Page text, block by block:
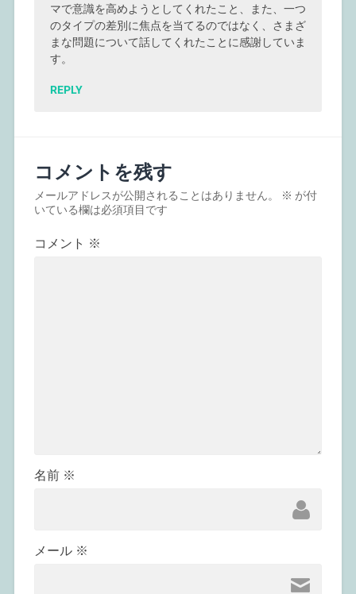
マで意識を高めようとしてくれたこと、また、一つ
のタイプの差別に焦点を当てるのではなく、さまざ
まな問題について話してくれたことに感謝していま
す。
REPLY
コメントを残す
メールアドレスが公開されることはありません。 ※ が付
いている欄は必須項目です
コメント ※
名前 ※
メール ※